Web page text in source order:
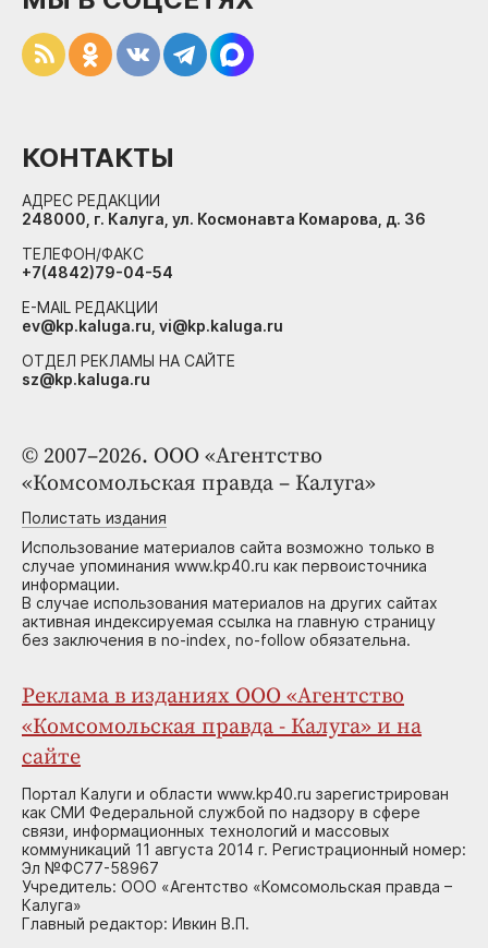
© 2007–2026. ООО «Агентство
«Комсомольская правда – Калуга»
Полистать издания
Использование материалов сайта возможно только в
случае упоминания www.kp40.ru как первоисточника
информации.
В случае использования материалов на других сайтах
активная индексируемая ссылка на главную страницу
без заключения в no-index, no-follow обязательна.
Реклама в изданиях ООО «Агентство
«Комсомольская правда - Калуга» и на
сайте
Портал Калуги и области www.kp40.ru зарегистрирован
как СМИ Федеральной службой по надзору в сфере
связи, информационных технологий и массовых
коммуникаций 11 августа 2014 г. Регистрационный номер:
Эл №ФС77-58967
Учредитель: ООО «Агентство «Комсомольская правда –
Калуга»
Главный редактор: Ивкин В.П.
КОНТАКТЫ
АДРЕС РЕДАКЦИИ
248000, г. Калуга, ул. Космонавта Комарова, д. 36
ТЕЛЕФОН/ФАКС
+7(4842)79-04-54
E-MAIL РЕДАКЦИИ
ev@kp.kaluga.ru, vi@kp.kaluga.ru
ОТДЕЛ РЕКЛАМЫ НА САЙТЕ
sz@kp.kaluga.ru